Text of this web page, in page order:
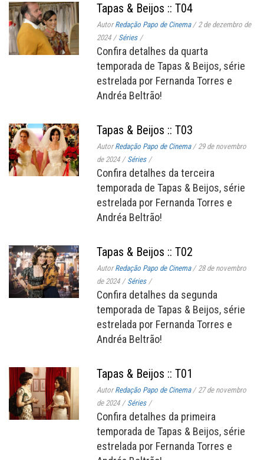
Tapas & Beijos :: T04
AutorRedação Papo de Cinema / 2 de dezembro de
2024 / Séries /
Confira detalhes da quarta
temporada de Tapas & Beijos, série
estrelada por Fernanda Torres e
Andréa Beltrão!
Tapas & Beijos :: T03
AutorRedação Papo de Cinema / 29 de novembro
de 2024 / Séries /
Confira detalhes da terceira
temporada de Tapas & Beijos, série
estrelada por Fernanda Torres e
Andréa Beltrão!
Tapas & Beijos :: T02
AutorRedação Papo de Cinema / 28 de novembro
de 2024 / Séries /
Confira detalhes da segunda
temporada de Tapas & Beijos, série
estrelada por Fernanda Torres e
Andréa Beltrão!
Tapas & Beijos :: T01
AutorRedação Papo de Cinema / 27 de novembro
de 2024 / Séries /
Confira detalhes da primeira
temporada de Tapas & Beijos, série
estrelada por Fernanda Torres e